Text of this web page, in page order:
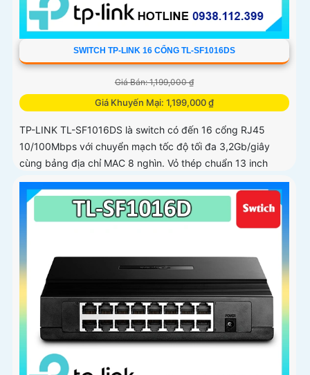
SWITCH TP-LINK 16 CỔNG TL-SF1016DS
Giá Bán: 1,199,000 ₫
Giá Khuyến Mại: 1,199,000 ₫
TP-LINK TL-SF1016DS là switch có đến 16 cổng RJ45
10/100Mbps với chuyển mạch tốc độ tối đa 3,2Gb/giây
cùng bảng địa chỉ MAC 8 nghìn. Vỏ thép chuẩn 13 inch
chắc chắn kết hợp bộ nhớ đệm 2Mb và tỷ lệ chuyển tiếp
2,38Mpps giúp truyền tải ổn định